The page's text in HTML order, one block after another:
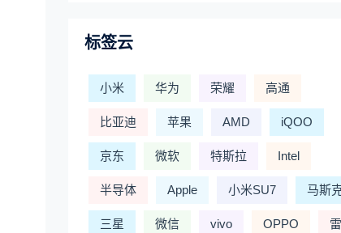
标签云
小米 华为 荣耀 高通
比亚迪 苹果 AMD iQOO
京东 微软 特斯拉 Intel
半导体 Apple 小米SU7 马斯
三星 微信 vivo OPPO